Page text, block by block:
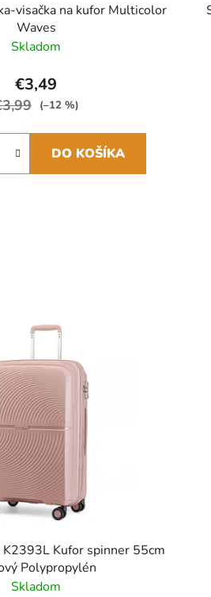
visačka na kufor Multicolor
Waves
Skladom
€3,49
(–12 %)
DO KOŠÍKA
Kufor spinner 55cm
Polypropylén
Skladom